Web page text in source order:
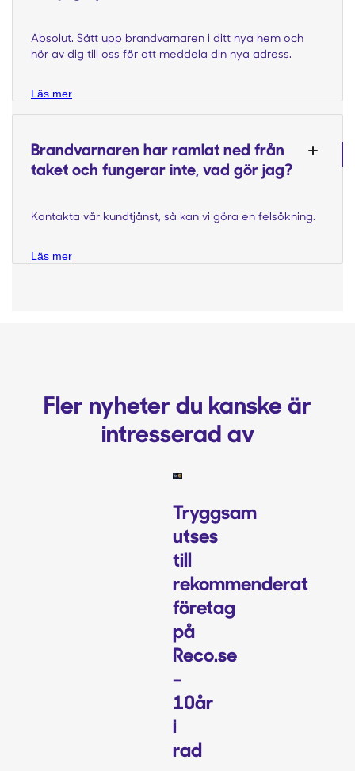
Absolut. Sätt upp brandvarnaren i ditt nya hem och
hör av dig till oss för att meddela din nya adress.
Läs mer
Brandvarnaren har ramlat ned från
taket och fungerar inte, vad gör jag?
Kontakta vår kundtjänst, så kan vi göra en felsökning.
Läs mer
Fler nyheter du kanske är
intresserad av
Tryggsam
utses
till
rekommenderat
företag
på
Reco.se
–
10år
i
rad